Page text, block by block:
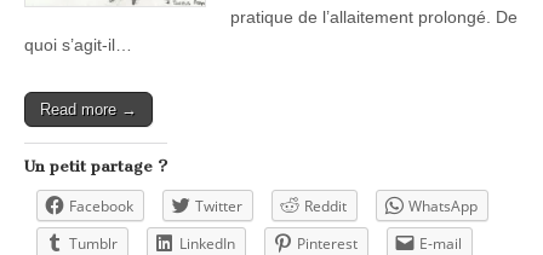
pratique de l’allaitement prolongé. De
quoi s’agit-il…
Read more →
Un petit partage ?
Facebook Twitter Reddit
WhatsApp
Tumblr
LinkedIn Pinterest
E-mail